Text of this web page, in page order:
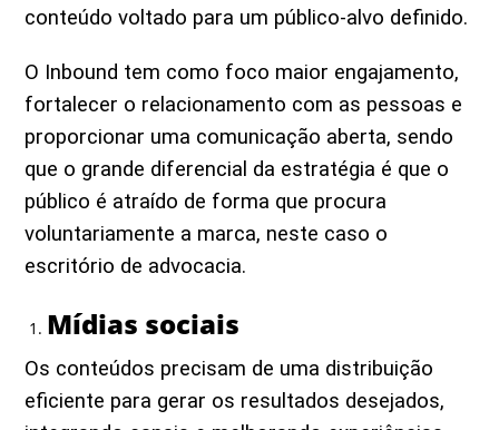
conteúdo voltado para um público-alvo definido.
O Inbound tem como foco maior engajamento,
fortalecer o relacionamento com as pessoas e
proporcionar uma comunicação aberta, sendo
que o grande diferencial da estratégia é que o
público é atraído de forma que procura
voluntariamente a marca, neste caso o
escritório de advocacia.
Mídias sociais
Os conteúdos precisam de uma distribuição
eficiente para gerar os resultados desejados,